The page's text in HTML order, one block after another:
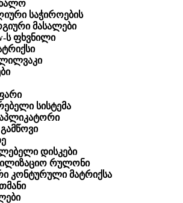
საჭიროების
მასალები
ს ფხვნილი
ლილვაკი
სისტემა
დისკები
რულონი
კონტურული მატრიქსა